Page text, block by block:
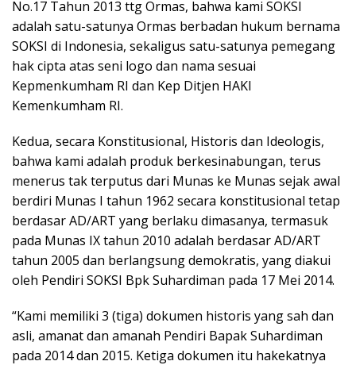
No.17 Tahun 2013 ttg Ormas, bahwa kami SOKSI
adalah satu-satunya Ormas berbadan hukum bernama
SOKSI di Indonesia, sekaligus satu-satunya pemegang
hak cipta atas seni logo dan nama sesuai
Kepmenkumham RI dan Kep Ditjen HAKI
Kemenkumham RI.
Kedua, secara Konstitusional, Historis dan Ideologis,
bahwa kami adalah produk berkesinabungan, terus
menerus tak terputus dari Munas ke Munas sejak awal
berdiri Munas I tahun 1962 secara konstitusional tetap
berdasar AD/ART yang berlaku dimasanya, termasuk
pada Munas IX tahun 2010 adalah berdasar AD/ART
tahun 2005 dan berlangsung demokratis, yang diakui
oleh Pendiri SOKSI Bpk Suhardiman pada 17 Mei 2014.
“Kami memiliki 3 (tiga) dokumen historis yang sah dan
asli, amanat dan amanah Pendiri Bapak Suhardiman
pada 2014 dan 2015. Ketiga dokumen itu hakekatnya